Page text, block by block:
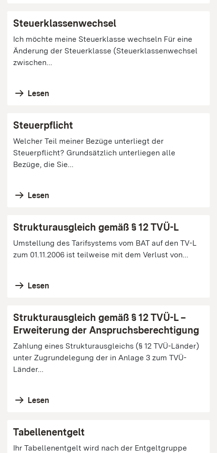
Steuerklassenwechsel
Ich möchte meine Steuerklasse wechseln Für eine
Änderung der Steuerklasse (Steuerklassenwechsel
zwischen...
Lesen
Steuerpflicht
Welcher Teil meiner Bezüge unterliegt der
Steuerpflicht? Grundsätzlich unterliegen alle
Bezüge, die Sie...
Lesen
Strukturausgleich gemäß § 12 TVÜ-L
Umstellung des Tarifsystems vom BAT auf den TV-L
zum 01.11.2006 ist teilweise mit dem Verlust von...
Lesen
Strukturausgleich gemäß § 12 TVÜ-L –
Erweiterung der Anspruchsberechtigung
Zahlung eines Strukturausgleichs (§ 12 TVÜ-Länder)
unter Zugrundelegung der in Anlage 3 zum TVÜ-
Länder...
Lesen
Tabellenentgelt
Ihr Tabellenentgelt wird nach der Entgeltgruppe